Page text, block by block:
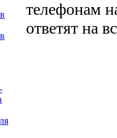
телефонам
ответят на